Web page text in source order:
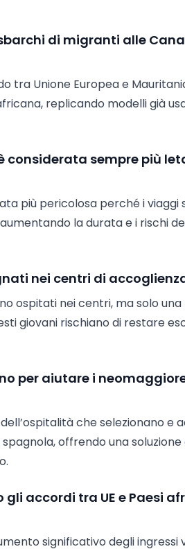
di migranti alle
tra Unione Europea e
replicando modelli già
considerata sempre più
più pericolosa perché i viaggi
la durata e i rischi
nei centri di
ospitati nei centri, ma solo
giovani rischiano di restare
per aiutare i
che selezionano e
offrendo una
accordi tra UE e Paesi
significativo degli ingressi